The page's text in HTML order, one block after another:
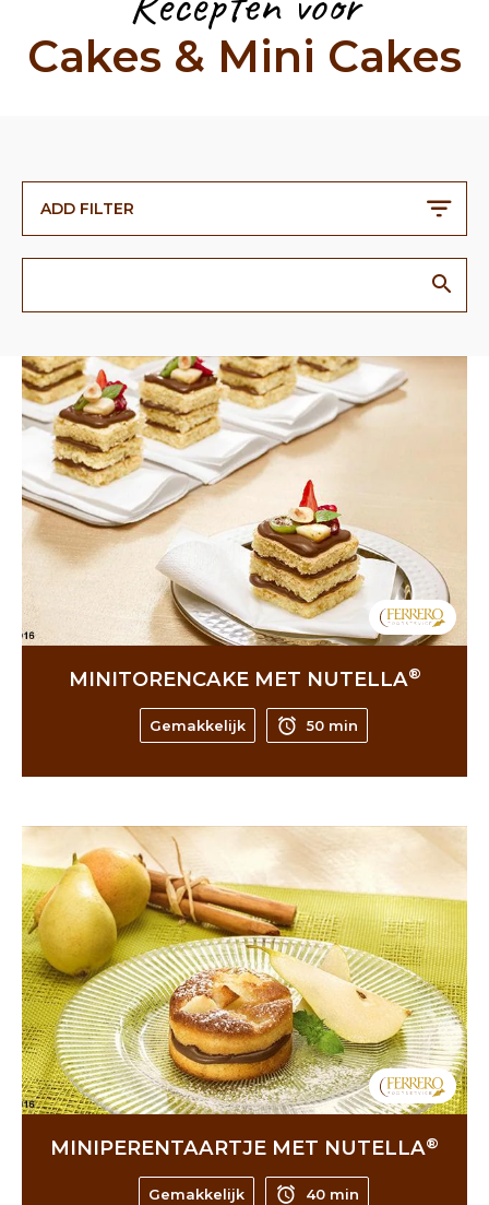
Cakes & Mini Cakes
ADD FILTER
MINITORENCAKE MET NUTELLA®
Gemakkelijk 50 min
MINIPERENTAARTJE MET NUTELLA®
Gemakkelijk 40 min